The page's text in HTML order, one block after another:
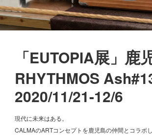
「EUTOPIA展 」 鹿
RHYTHMOS
2020/11/21-12/6
現代に未来はある。
CALMAのARTコンセプトを鹿児島の仲間とコラボ